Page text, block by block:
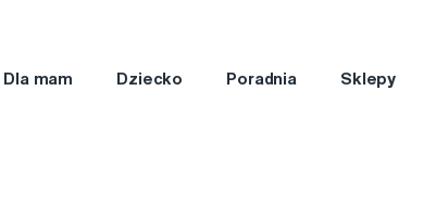
Dla mam Dziecko Poradnia Sklepy